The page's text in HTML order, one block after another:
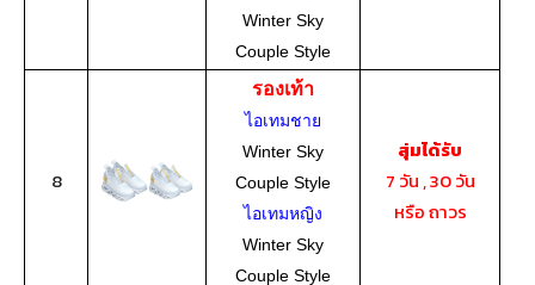
Winter Sky
Couple Style
8
รองเท้า
ไอเทมชาย
Winter Sky
Couple Style
ไอเทมหญิง
Winter Sky
Couple Style
สุ่มได้รับ
7 วัน , 30 วัน
หรือ ถาวร